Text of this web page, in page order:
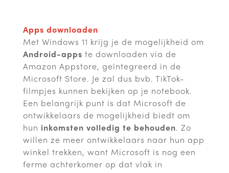
Apps downloaden
Met Windows 11 krijg je de mogelijkheid om
Android-apps te downloaden via de
Amazon Appstore, geïntegreerd in de
Microsoft Store. Je zal dus bvb. TikTok-
filmpjes kunnen bekijken op je notebook.
Een belangrijk punt is dat Microsoft de
ontwikkelaars de mogelijkheid biedt om
hun inkomsten volledig te behouden. Zo
willen ze meer ontwikkelaars naar hun app
winkel trekken, want Microsoft is nog een
ferme achterkomer op dat vlak in